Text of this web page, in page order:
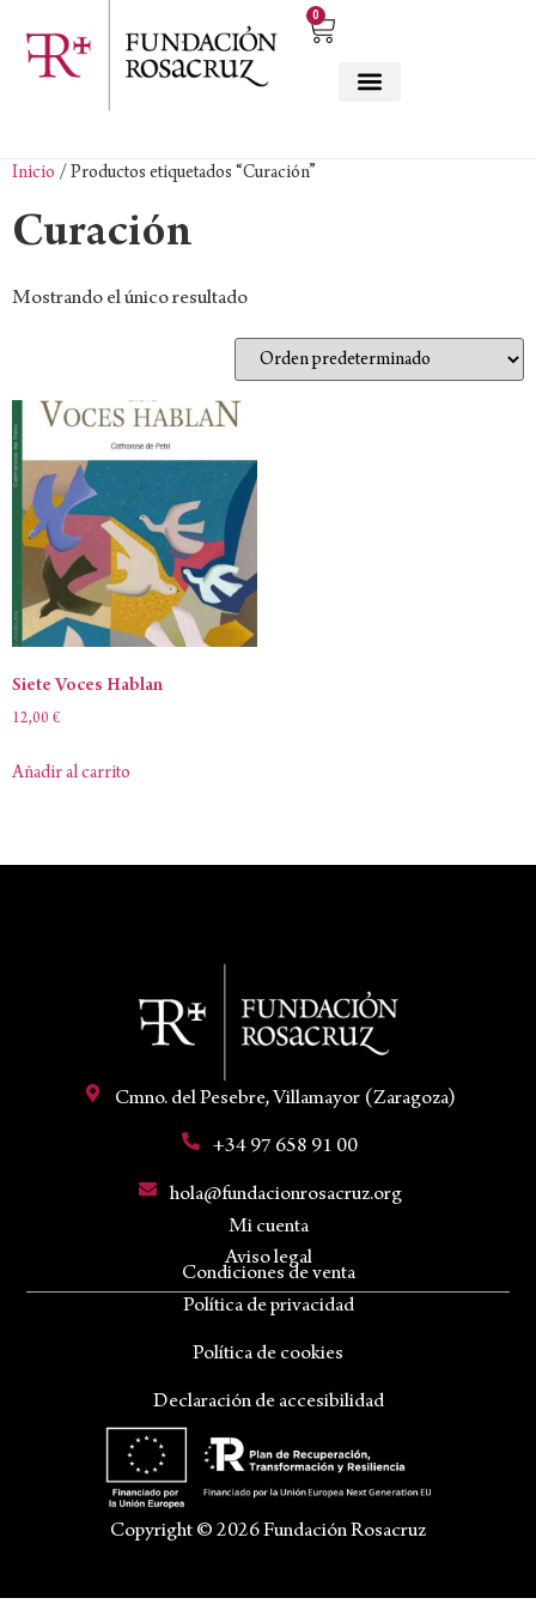
0
Inicio / Productos etiquetados “Curación”
Curación
Mostrando el único resultado
Siete Voces Hablan
12,00 €
Añadir al carrito
Cmno. del Pesebre, Villamayor (Zaragoza)
+34 97 658 91 00
hola@fundacionrosacruz.org
Mi cuenta
Condiciones de venta
Aviso legal
Política de privacidad
Política de cookies
Declaración de accesibilidad
Copyright © 2026 Fundación Rosacruz